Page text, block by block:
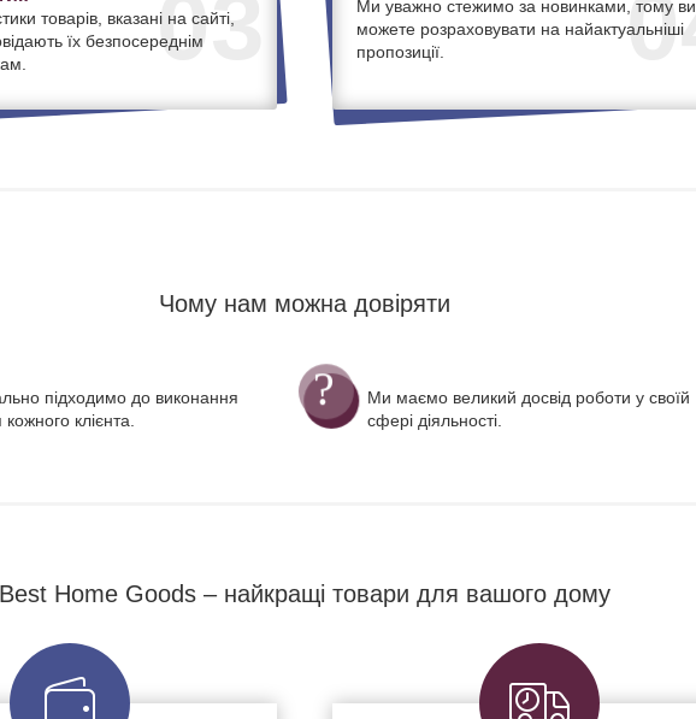
03
товарів, вказані на сайті,
їх безпосереднім
04
Ми уважно стежимо за новинками, тому ви
можете розраховувати на найактуальніші
пропозиції.
Чому нам можна довіряти
підходимо до виконання
клієнта.
Ми маємо великий досвід роботи у своїй
сфері діяльності.
Best Home Goods – найкращі товари для вашого дому